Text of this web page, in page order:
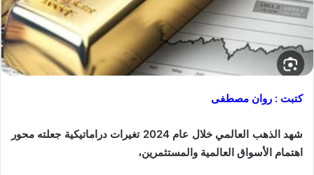
كتبت : روان مصطفى
شهد الذهب العالمي خلال عام 2024 تغيرات دراماتيكية جعلته محور
اهتمام الأسواق العالمية والمستثمرين،